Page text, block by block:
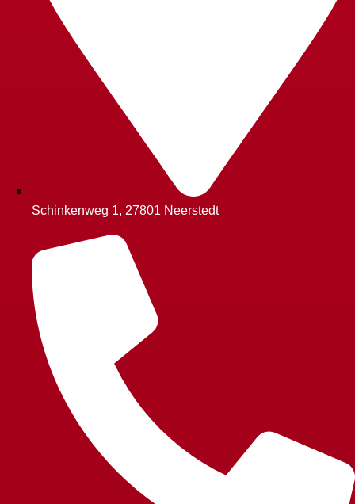
Schinkenweg 1, 27801 Neerstedt